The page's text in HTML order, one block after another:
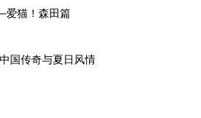
爱猫！森田篇
国传奇与夏日风情